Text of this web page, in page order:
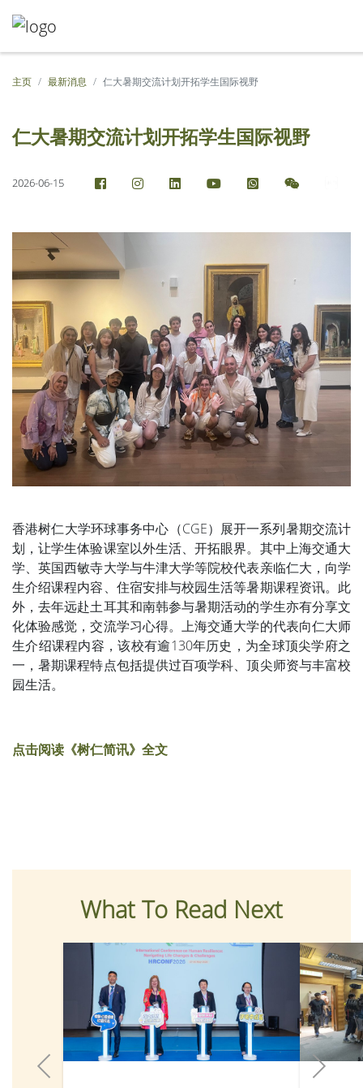
主页 最新消息 仁大暑期交流计划开拓学生国际视野
仁大暑期交流计划开拓学生国际视野
2026-06-15
香港树仁大学环球事务中心（CGE）展开一系列暑期交流计
划，让学生体验课室以外生活、开拓眼界。其中上海交通大
学、英国西敏寺大学与牛津大学等院校代表亲临仁大，向学
生介绍课程内容、住宿安排与校园生活等暑期课程资讯。此
外，去年远赴土耳其和南韩参与暑期活动的学生亦有分享文
化体验感觉，交流学习心得。上海交通大学的代表向仁大师
生介绍课程内容，该校有逾130年历史，为全球顶尖学府之
一，暑期课程特点包括提供过百项学科、顶尖师资与丰富校
园生活。
点击阅读《树仁简讯》全文
What To Read Next